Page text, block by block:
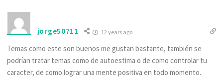
jorge50711 12 years ago
Temas como este son buenos me gustan bastante, también se
podrían tratar temas como de autoestima o de como controlar tu
caracter, de como lograr una mente positiva en todo momento.